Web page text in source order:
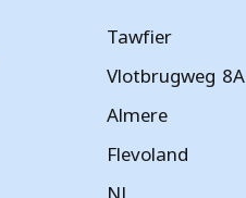
Tawfier
Vlotbrugweg 8A
Almere
Flevoland